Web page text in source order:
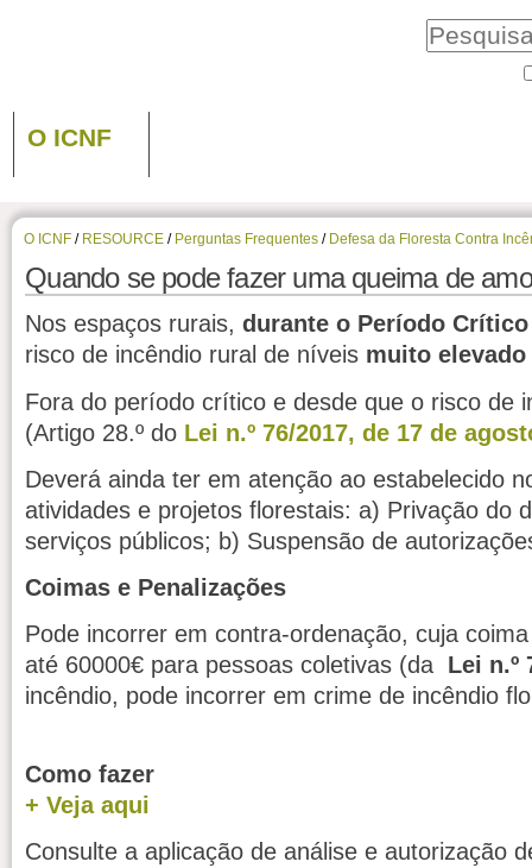
O ICNF
O ICNF / RESOURCE / Perguntas Frequentes / Defesa da Floresta Contra
Quando se pode fazer uma queima de
Nos espaços rurais,durante o Período Crítico
risco de incêndio rural de níveis muito elevado
Fora do período crítico e desde que o risco de
(Artigo 28.º do Lei n.º 76/2017, de 17 de
Deverá ainda ter em atenção ao estabelecido
atividades e projetos florestais: a) Privação do
serviços públicos; b) Suspensão de
Coimas e Penalizações
Pode incorrer em contra-ordenação, cuja
até 60000€ para pessoas coletivas (da Lei n.º
incêndio, pode incorrer em crime de incêndio
Como fazer
+ Veja aqui
Consulte a aplicação de análise e autorização